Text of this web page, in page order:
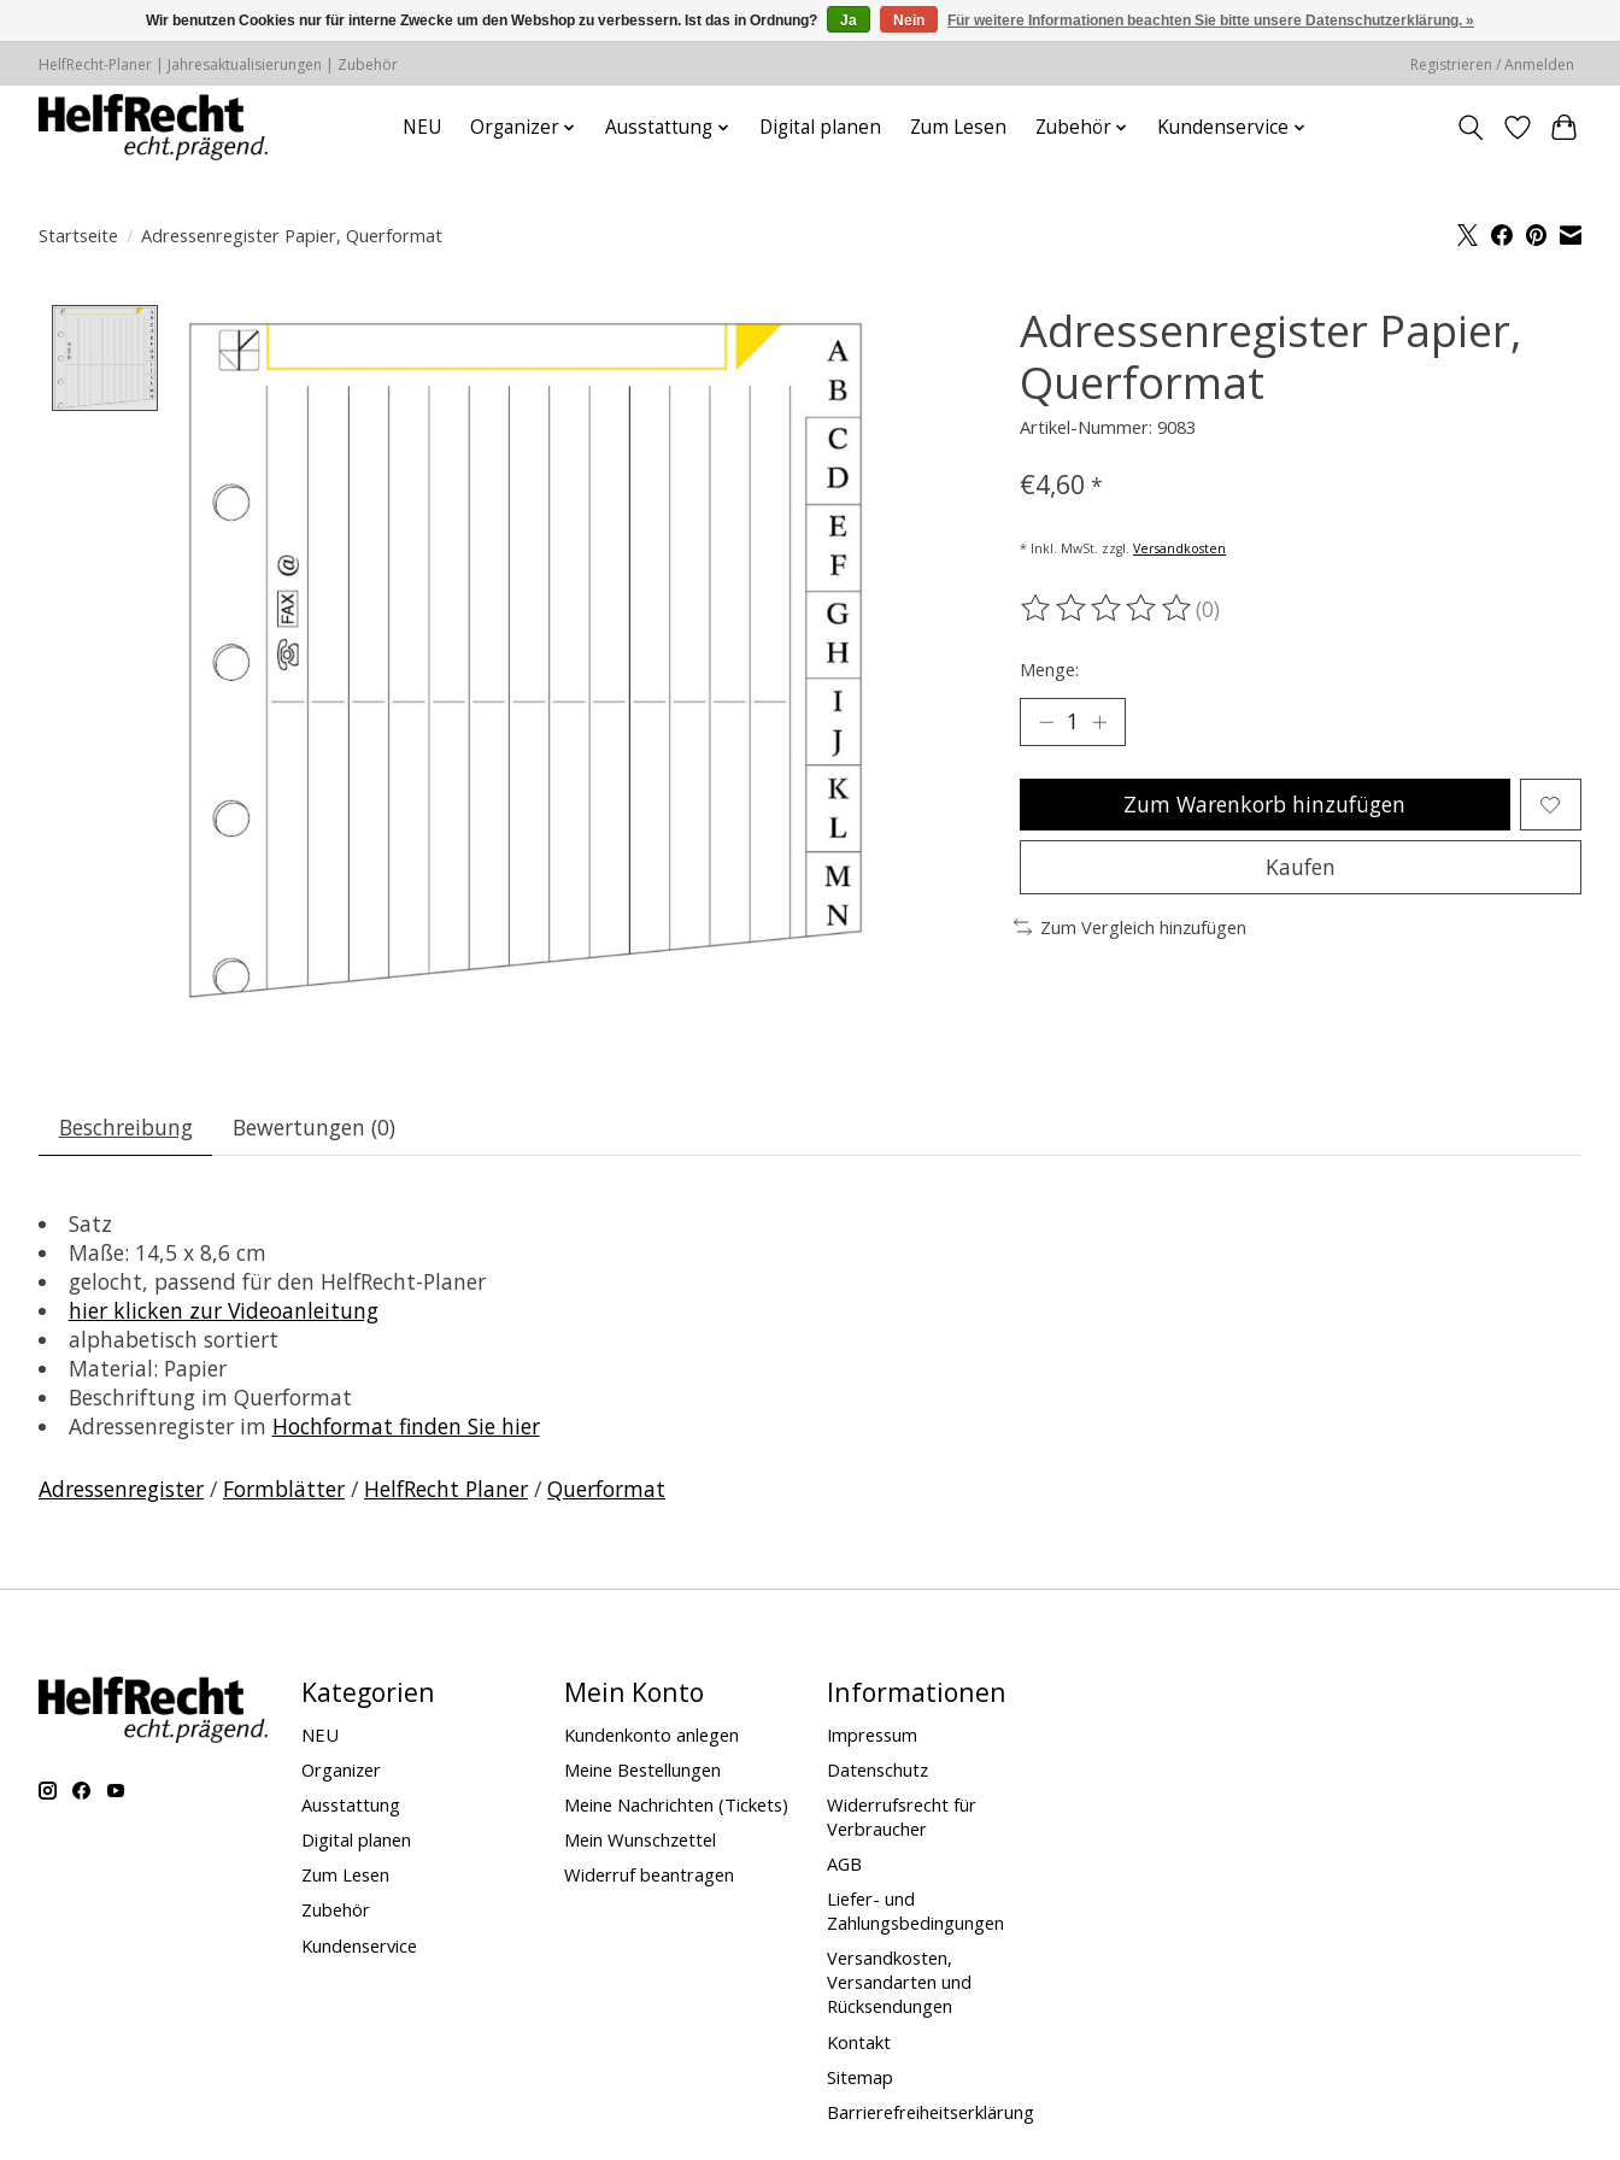
HelfRecht-Planer | Jahresaktualisierungen | Zubehör Registrieren / Anmelden
NEU Organizer Ausstattung Digital planen Zum Lesen Zubehör Kundenservice
Startseite / Adressenregister Papier, Querformat
Product image slideshow Items
Adressenregister Papier,
Querformat
Artikel-Nummer: 9083
€4,60 *
* Inkl. MwSt. zzgl. Versandkosten
Die Bewertung dieses Produkts ist
(0)
Menge:
Zum Warenkorb hinzufügen
Kaufen
Zum Vergleich hinzufügen
Beschreibung Bewertungen (0)
Satz
Maße: 14,5 x 8,6 cm
gelocht, passend für den HelfRecht-Planer
hier klicken zur Videoanleitung
alphabetisch sortiert
Material: Papier
Beschriftung im Querformat
Adressenregister im Hochformat finden Sie hier
Adressenregister / Formblätter / HelfRecht Planer / Querformat
Kategorien
NEU
Organizer
Ausstattung
Digital planen
Zum Lesen
Zubehör
Kundenservice
Mein Konto
Kundenkonto anlegen
Meine Bestellungen
Meine Nachrichten (Tickets)
Mein Wunschzettel
Widerruf beantragen
Informationen
Impressum
Datenschutz
Widerrufsrecht für
Verbraucher
AGB
Liefer- und
Zahlungsbedingungen
Versandkosten,
Versandarten und
Rücksendungen
Kontakt
Sitemap
Barrierefreiheitserklärung
Wir benutzen Cookies nur für interne Zwecke um den Webshop zu verbessern. Ist das in Ordnung? Ja Nein Für weitere Informationen beachten Sie bitte unsere Datenschutzerklärung. »